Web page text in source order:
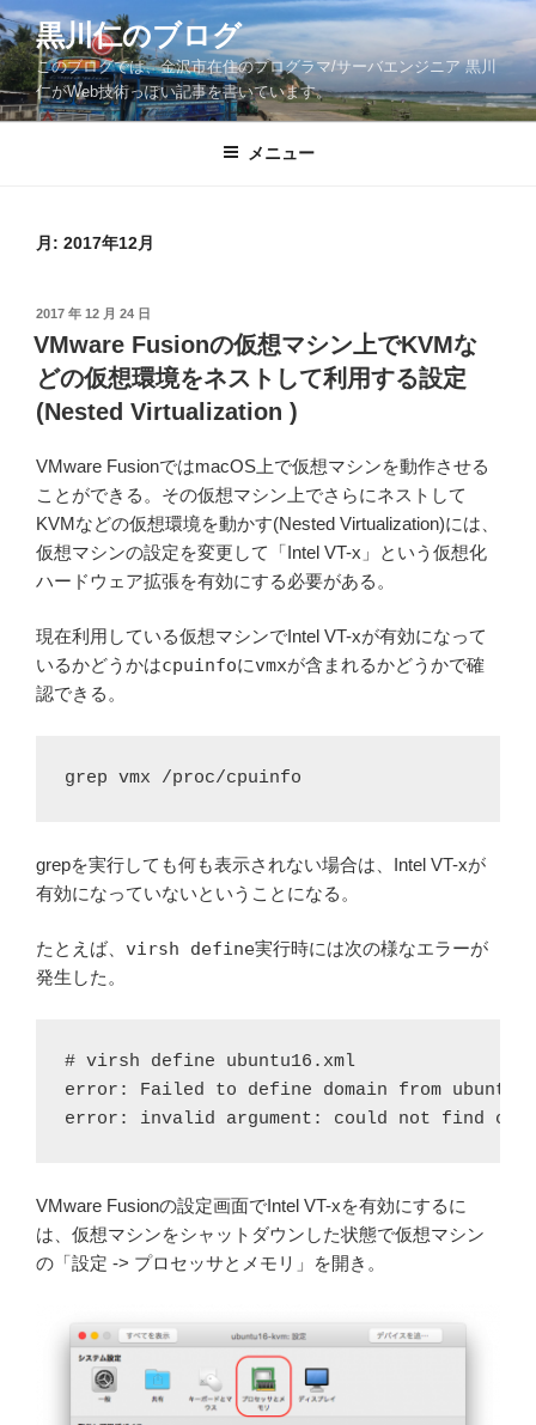
コ
ン
テ
ン
ツ
黒川仁のブログ
このブログでは、金沢市在住のプログラマ/サーバエンジニア 黒川
仁がWeb技術っぽい記事を書いています。
メニュー
月: 2017年12月
投
稿
日:
2017 年 12 月 24 日
VMware Fusionの仮想マシン上でKVMな
どの仮想環境をネストして利用する設定
(Nested Virtualization )
VMware FusionではmacOS上で仮想マシンを動作させる
ことができる。その仮想マシン上でさらにネストして
KVMなどの仮想環境を動かす(Nested Virtualization)には、
仮想マシンの設定を変更して「Intel VT-x」という仮想化
ハードウェア拡張を有効にする必要がある。
現在利用している仮想マシンでIntel VT-xが有効になって
いるかどうかはcpuinfoにvmxが含まれるかどうかで確
認できる。
grep vmx /proc/cpuinfo
grepを実行しても何も表示されない場合は、Intel VT-xが
有効になっていないということになる。
たとえば、 virsh define実行時には次の様なエラーが
発生した。
# virsh define ubuntu16.xml
error: Failed to define domain from
VMware Fusionの設定画面でIntel VT-xを有効にするに
は、仮想マシンをシャットダウンした状態で仮想マシン
の「設定 -> プロセッサとメモリ」を開き。